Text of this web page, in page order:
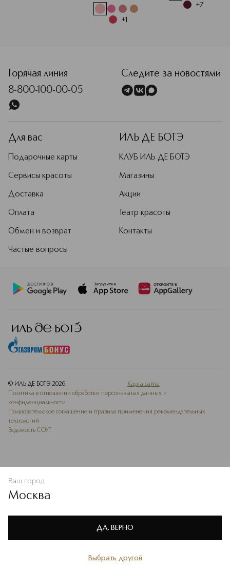
Политике конфиденциальности
+1
+7
В КОРЗИНУ
Горячая линия
8-800-100-00-05
Следите за новостями
Для вас
Подарочные карты
Сервисы красоты
Доставка
Оплата
Обмен и возврат
Частые вопросы
ИЛЬ ДЕ БОТЭ
КЛУБ ИЛЬ ДЕ БОТЭ
Магазины
Акции
Театр красоты
Контакты
© ИЛЬ ДЕ БОТЭ 2026
Карта сайта
Политика в отношении обработки персональных данных и
конфиденциальности
Пользовательское соглашение и правила применения рекомендательных
технологий
Ведомость СОУТ
Избранное
Ваш город
Москва
Выбрать другой
ДА, ВЕРНО